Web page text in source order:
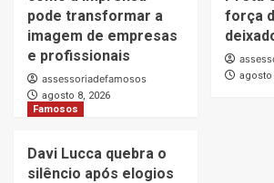
pode transformar a
imagem de empresas
e profissionais
assessoriadefamosos
agosto 8, 2026
força
agosto
Famosos
Davi Lucca quebra o
silêncio após elogios